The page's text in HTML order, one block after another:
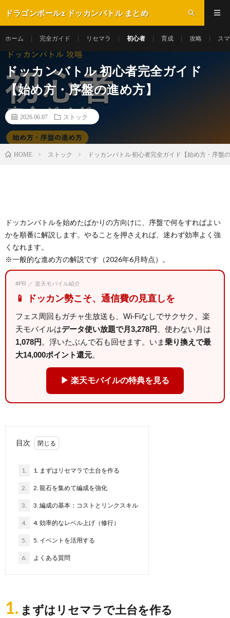
ドラゴンボールz ドッカンバトル まとめ
ホーム 完全ガイド リセマラ 初心者 育成 攻略 ス
ドッカンバトル 初心者完全ガイド
【始め方・序盤の進め方】
2026.06.07 ストック
HOME ストック ドッカンバトル 初心者完全ガイド【始め方・序盤
ドッカンバトルを始めたばかりの方向けに、序盤で何をすればよい
かを順番に解説します。やることを押さえれば、迷わず効率よく強
くなれます。
※一般的な進め方の解説です（2026年6月時点）。
#PR ／ 楽天モバイル紹介
📱 ドッカン勢こそ、通信費の見直しを
フェス周回もガチャ生放送も、Wi-Fiなしでサクサク。楽
天モバイルはデータ使い放題で月3,278円
、使わない月は
1,078円 。浮いたぶんで石も回せます。いま乗り換えで最
大14,000ポイント還元。
▶ 楽天モバイルの特典を見る
目次
1. 1. まずはリセマラで土台を作る
2. 2. 龍石を集めて編成を強化
3. 3. 編成の基本：コストとリンクスキル
4. 4. 効率的なレベル上げ（修行）
5. 5. イベントを活用する
6. よくある質問
1. まずはリセマラで土台を作る